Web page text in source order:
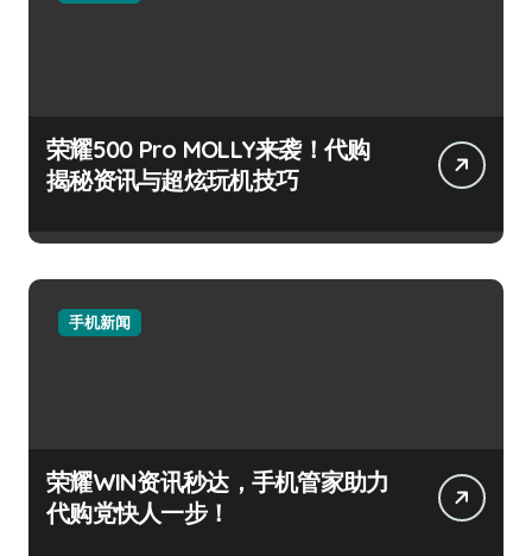
荣耀500 Pro MOLLY来袭！代购
揭秘资讯与超炫玩机技巧
手机新闻
荣耀WIN资讯秒达，手机管家助力
代购党快人一步！